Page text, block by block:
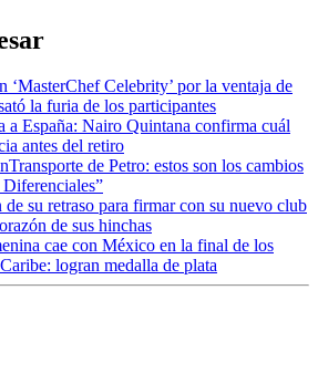
‘MasterChef Celebrity’ por la ventaja de
la furia de los participantes
a España: Nairo Quintana confirma cuál
antes del retiro
de Petro: estos son los cambios
su retraso para firmar con su nuevo club
de sus hinchas
cae con México en la final de los
logran medalla de plata